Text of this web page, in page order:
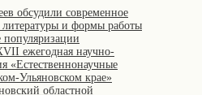
обсудили современное
литературы и формы работы
популяризации
ежегодная научно-
«Естественнонаучные
Ульяновском крае»
областной